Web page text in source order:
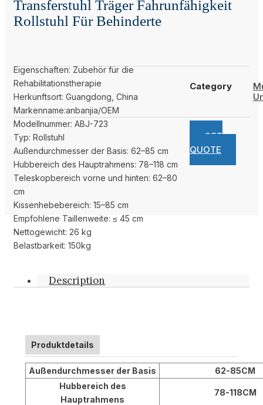
Transferstuhl Träger Fahrunfähigkeit
Rollstuhl Für Behinderte
Eigenschaften: Zubehör für die
Rehabilitationstherapie
Herkunftsort: Guangdong, China
Markenname:anbanjia/OEM
Modellnummer: ABJ-723
Typ: Rollstuhl
Außendurchmesser der Basis: 62–85 cm
Hubbereich des Hauptrahmens: 78–118 cm
Teleskopbereich vorne und hinten: 62–80
cm
Kissenhebebereich: 15–85 cm
Empfohlene Taillenweite: ≤ 45 cm
Nettogewicht: 26 kg
Belastbarkeit: 150kg
Category
GET
QUOTE
Description
Produktdetails
Außendurchmesser der Basis
62-85CM
Hubbereich des
Hauptrahmens
78-118CM